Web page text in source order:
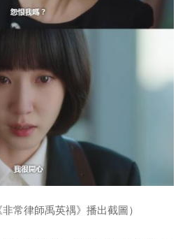
常律師禹英禑》播出截圖）